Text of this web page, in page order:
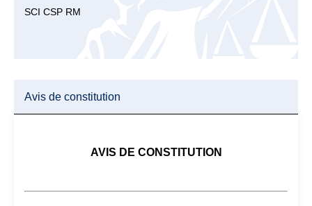
SCI CSP RM
Avis de constitution
AVIS DE CONSTITUTION